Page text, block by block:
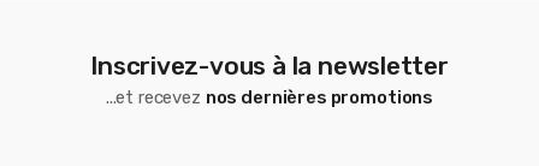
Inscrivez-vous à la newsletter
...et recevez nos dernières promotions